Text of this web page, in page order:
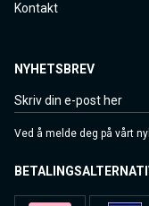
Kontakt
NYHETSBREV
Ved å melde deg på vårt